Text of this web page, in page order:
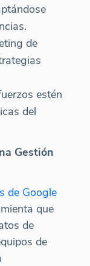
de
estén
del
Gestión
de Google
que
de
de